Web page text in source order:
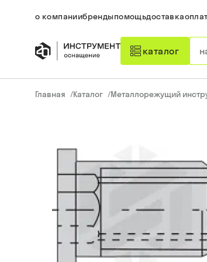
о компаниибрендыпомощьдоставка
каталог
Главная /Каталог /Металлорежущий